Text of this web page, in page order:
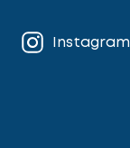
Instagram